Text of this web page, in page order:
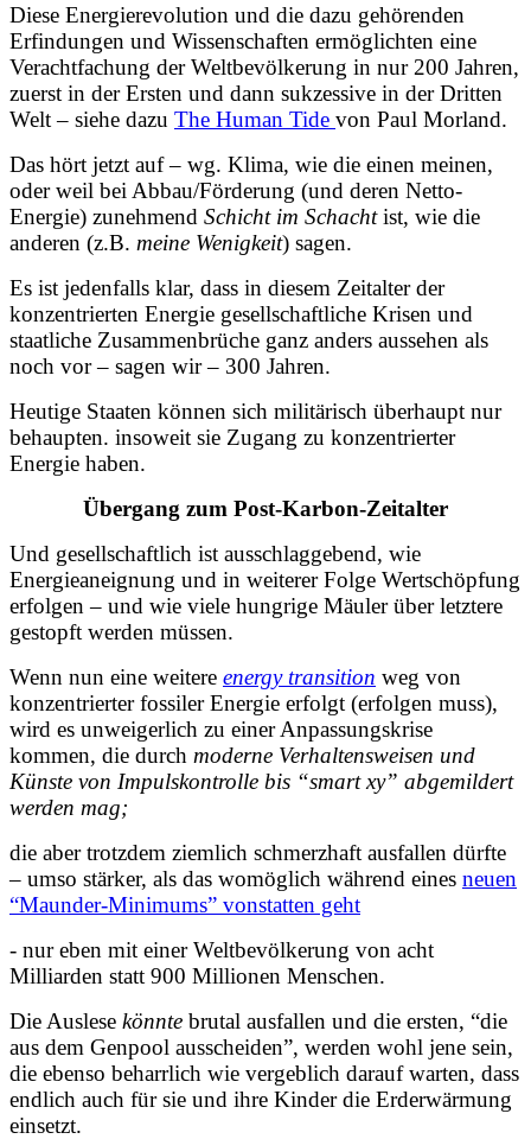
Diese Energierevolution und die dazu gehörenden
Erfindungen und Wissenschaften ermöglichten eine
Verachtfachung der Weltbevölkerung in nur 200 Jahren,
zuerst in der Ersten und dann sukzessive in der Dritten
Welt – siehe dazu The Human Tide von Paul Morland.
Das hört jetzt auf – wg. Klima, wie die einen meinen,
oder weil bei Abbau/Förderung (und deren Netto-
Energie) zunehmend Schicht im Schachtist, wie die
anderen (z.B. meine Wenigkeit) sagen.
Es ist jedenfalls klar, dass in diesem Zeitalter der
konzentrierten Energie gesellschaftliche Krisen und
staatliche Zusammenbrüche ganz anders aussehen als
noch vor – sagen wir – 300 Jahren.
Heutige Staaten können sich militärisch überhaupt nur
behaupten. insoweit sie Zugang zu konzentrierter
Energie haben.
Übergang zum Post-Karbon-Zeitalter
Und gesellschaftlich ist ausschlaggebend, wie
Energieaneignung und in weiterer Folge Wertschöpfung
erfolgen – und wie viele hungrige Mäuler über letztere
gestopft werden müssen.
Wenn nun eine weitere energy transition weg von
konzentrierter fossiler Energie erfolgt (erfolgen muss),
wird es unweigerlich zu einer Anpassungskrise
kommen, die durch moderne Verhaltensweisen und
Künste von Impulskontrolle bis “smart xy” abgemildert
werden mag;
die aber trotzdem ziemlich schmerzhaft ausfallen dürfte
– umso stärker, als das womöglich während eines neuen
“Maunder-Minimums” vonstatten geht
- nur eben mit einer Weltbevölkerung von acht
Milliarden statt 900 Millionen Menschen.
Die Auslese könnte brutal ausfallen und die ersten, “die
aus dem Genpool ausscheiden”, werden wohl jene sein,
die ebenso beharrlich wie vergeblich darauf warten, dass
endlich auch für sie und ihre Kinder die Erderwärmung
einsetzt.